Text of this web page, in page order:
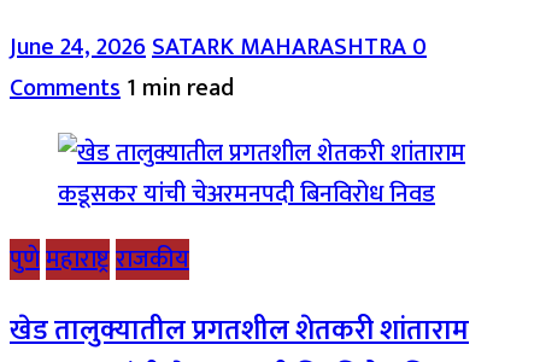
June 24, 2026SATARK MAHARASHTRA0
Comments1 min read
पुणेमहाराष्ट्रराजकीय
खेड तालुक्यातील प्रगतशील शेतकरी शांताराम